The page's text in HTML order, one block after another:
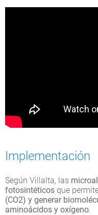
Implementación
Según Villalta, las
fotosintéticos que
(CO2) y generar
aminoácidos y oxígeno